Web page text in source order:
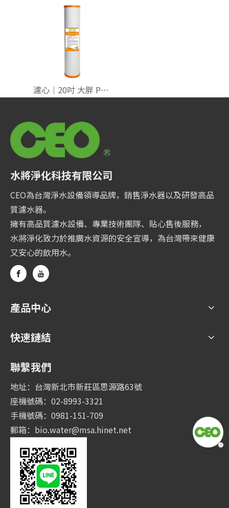
濾心｜20吋 大胖 PP+日本純碳纖【雙效】200T
水將淨化科技有限公司
CEO為台灣淨水設備領導品牌，銷售淨水器以及研發高品
質濾水器。
擁有高品質濾水設備、專業技術團隊、貼心售後服務，
水將淨化致力於推廣水資源的安全宣導，為台灣帶來健康
又安心的飲用水。
產品中心
快速鏈結
聯繫我們
地址：台灣新北市新莊區思源路63號
座機號碼：02-8993-3321
手機號碼：0981-151-709
郵箱： bio.water@msa.hinet.net